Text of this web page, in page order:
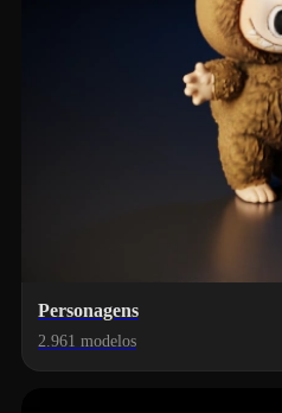
Personagens
2.961 modelos